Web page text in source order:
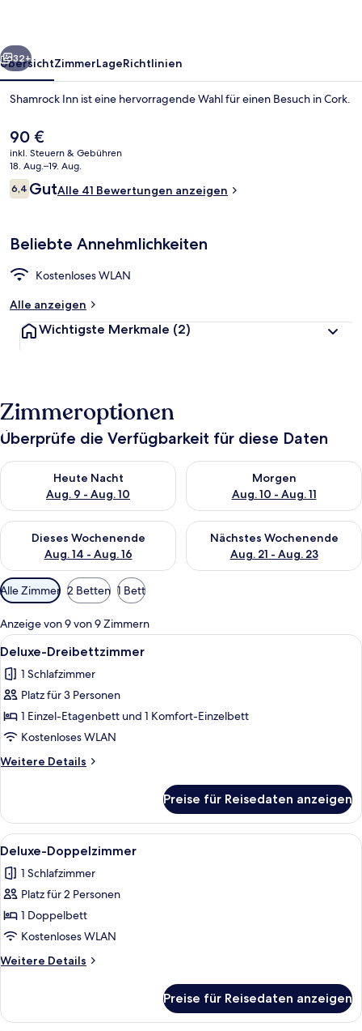
Weiter
32+
ÜbersichtZimmerLageRichtlinien
Shamrock Inn ist eine hervorragende Wahl für einen Besuch in Cork.
Der
aktuelle
Preis
beträgt
90 €.
90 €
inkl. Steuern & Gebühren
18. Aug.–19. Aug.
Bewertungen
6,46,4 von 10.
GutAlle 41 Bewertungen anzeigen
Beliebte Annehmlichkeiten
Kostenloses WLAN
Alle anzeigen
Wichtigste Merkmale (2)
Zimmeroptionen
Überprüfe die Verfügbarkeit für diese Daten
Heute Nacht
Aug. 9 - Aug. 10
Überprüfe die Verfügbarkeit für heute Nacht, Aug. 9 - Aug.
Morgen
Aug. 10 - Aug. 11
Überprüfe die Verfügbarkeit
Dieses Wochenende
Aug. 14 - Aug. 16
Überprüfe die Verfügbarkeit für dieses Wochenende, Aug. 14
Nächstes Wochenende
Aug. 21 - Aug. 23
Überprüfe die Verfügbarkeit
Verfügbare
Filter
für
Zimmer
Alle Zimmer 2 Betten 1 Bett
Anzeige von 9 von 9 Zimmern
Alle
Fotos
für
Deluxe-
Dreibettzimmer
anzeigen
Deluxe-Dreibettzimmer | Kostenloses
2
Deluxe-Dreibettzimmer
1 Schlafzimmer
Platz für 3 Personen
1 Einzel-Etagenbett und 1 Komfort-Einzelbett
Kostenloses WLAN
Weitere Details
Weitere
Dreibettzimmer
Preise für Reisedaten anzeigen
Alle
Fotos
für
Deluxe-
Doppelzimmer
anzeigen
Deluxe-Doppelzimmer | Kostenloses
3
Deluxe-Doppelzimmer
1 Schlafzimmer
Platz für 2 Personen
1 Doppelbett
Kostenloses WLAN
Weitere Details
Weitere
Doppelzimmer
Preise für Reisedaten anzeigen